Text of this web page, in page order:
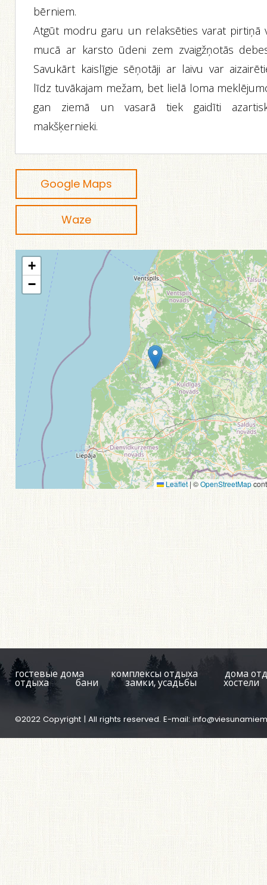
bērniem.
Atgūt modru garu un relaksēties varat pirtiņā
mucā ar karsto ūdeni zem zvaigžņotās
Savukārt kaislīgie sēņotāji ar laivu var
līdz tuvākajam mežam, bet lielā loma
gan ziemā un vasarā tiek gaidīti
makšķernieki.
Google Maps
Waze
+
−
Leaflet | ©OpenStreetMap
гостевые дома комплексы отдыха дома
отдыха бани замки, усадьбы хостели
©2022 Copyright | All rights reserved. E-mail: